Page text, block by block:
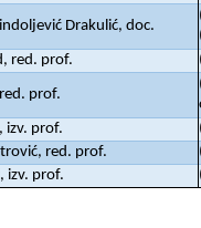
Drakulić, doc.
red. prof.
prof.
izv. prof.
red. prof.
izv. prof.